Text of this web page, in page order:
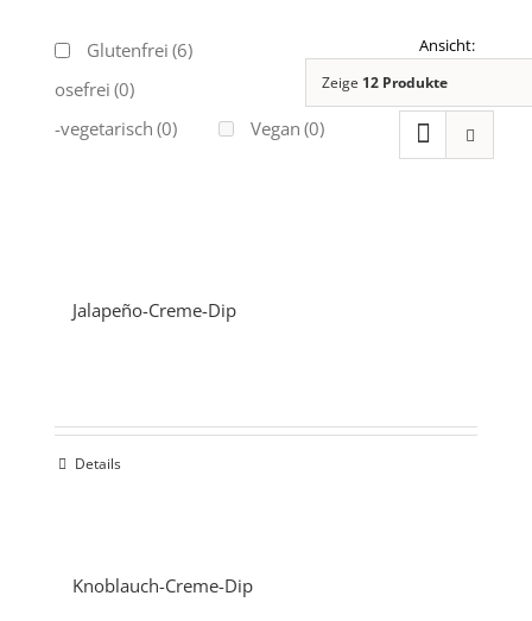
Glutenfrei (6)
Laktosefrei (0)
Ovo-vegetarisch (0) Vegan (0)
Zeige 12 Produkte
Jalapeño-Creme-Dip
Details
Knoblauch-Creme-Dip